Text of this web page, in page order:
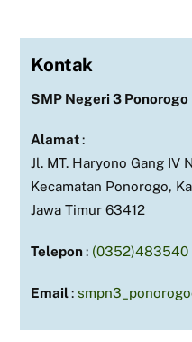
Kontak
SMP Negeri 3 Ponorogo
Alamat:
Jl. MT. Haryono Gang IV
Kecamatan Ponorogo,
Jawa Timur 63412
Telepon: (0352)483540
Email: